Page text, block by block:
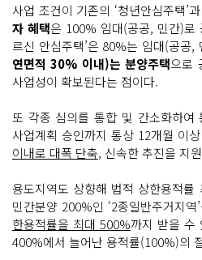
사업 조건이 기존의 ‘청년안심주택’
자 혜택은 100% 임대(공공, 민간)로
르신 안심주택’은 80%는 임대(공공,
연면적 30% 이내)는 분양주택으로
사업성이 확보된다는 점이다.
또 각종 심의를 통합 및 간소화하여
사업계획 승인까지 통상 12개월 이
이내로 대폭 단축, 신속한 추진을 지
용도지역도 상향해 법적 상한용적률
민간분양 200%인 ‘2종일반주거지역
한용적률을 최대 500%까지 받을 수
400%에서 늘어난 용적률(100%)의